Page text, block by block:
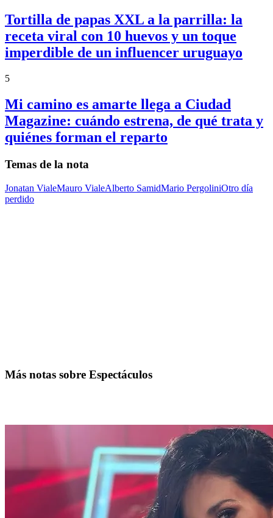
Tortilla de papas XXL a la parrilla: la
receta viral con 10 huevos y un toque
imperdible de un influencer uruguayo
5
Mi camino es amarte llega a Ciudad
Magazine: cuándo estrena, de qué trata y
quiénes forman el reparto
Temas de la nota
Jonatan VialeMauro VialeAlberto SamidMario PergoliniOtro día
perdido
Más notas sobre Espectáculos